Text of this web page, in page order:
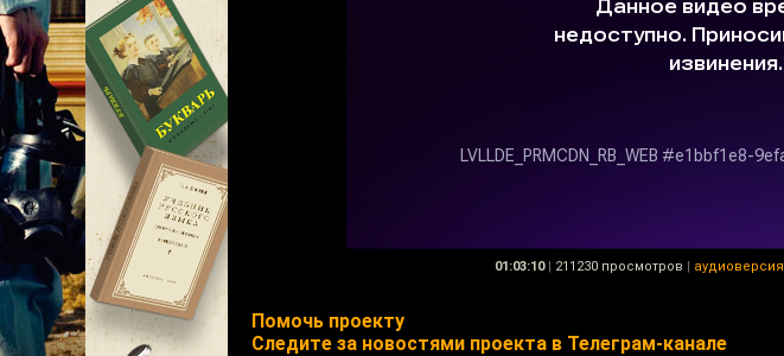
01:03:10 | 211230 просмотров | аудиоверсия
Помочь проекту
Следите за новостями проекта в Телеграм-канале